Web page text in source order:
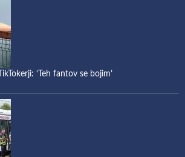
‘Teh fantov se bojim’